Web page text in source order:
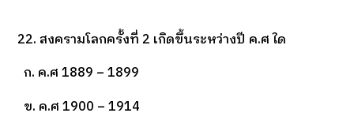
22. สงครามโลกครั้งที่ 2 เกิดขึ้นระหว่างปี ค.ศ ใด
ก. ค.ศ 1889 – 1899
ข. ค.ศ 1900 – 1914